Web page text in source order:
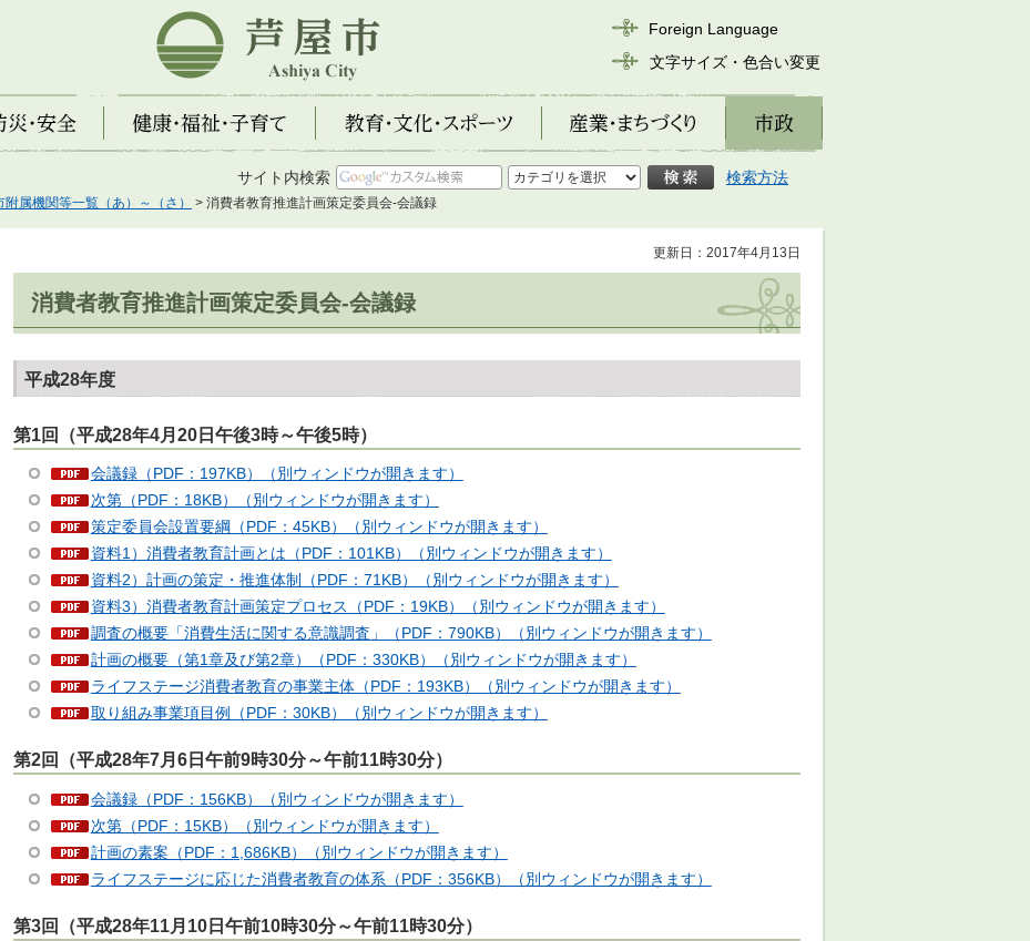
芦屋市
Foreign Language
文字サイズ・色合い変更
全 健康・福祉・子育て 教育・文化・スポーツ 産業・まちづくり 市政
サイト内検索 検索方法
附属機関等一覧（あ）～（さ） > 消費者教育推進計画策定委員会-会議録
更新日：2017年4月13日
消費者教育推進計画策定委員会-会議録
平成28年度
第1回（平成28年4月20日午後3時～午後5時）
会議録（PDF：197KB）（別ウィンドウが開きます）
次第（PDF：18KB）（別ウィンドウが開きます）
策定委員会設置要綱（PDF：45KB）（別ウィンドウが開きます）
資料1）消費者教育計画とは（PDF：101KB）（別ウィンドウが開きます）
資料2）計画の策定・推進体制（PDF：71KB）（別ウィンドウが開きます）
資料3）消費者教育計画策定プロセス（PDF：19KB）（別ウィンドウが開きます）
調査の概要「消費生活に関する意識調査」（PDF：790KB）（別ウィンドウが開きます）
計画の概要（第1章及び第2章）（PDF：330KB）（別ウィンドウが開きます）
ライフステージ消費者教育の事業主体（PDF：193KB）（別ウィンドウが開きます）
取り組み事業項目例（PDF：30KB）（別ウィンドウが開きます）
第2回（平成28年7月6日午前9時30分～午前11時30分）
会議録（PDF：156KB）（別ウィンドウが開きます）
次第（PDF：15KB）（別ウィンドウが開きます）
計画の素案（PDF：1,686KB）（別ウィンドウが開きます）
ライフステージに応じた消費者教育の体系（PDF：356KB）（別ウィンドウが開きます）
第3回（平成28年11月10日午前10時30分～午前11時30分）